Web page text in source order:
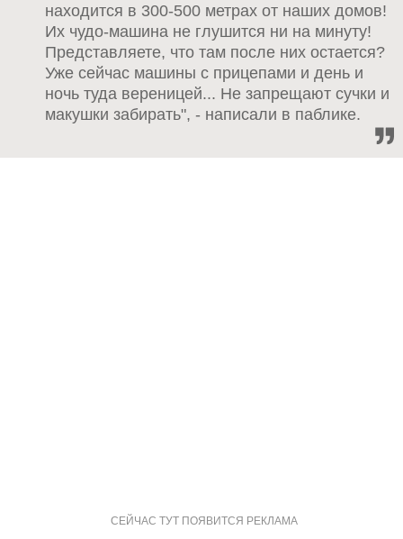
находится в 300-500 метрах от наших домов!
Их чудо-машина не глушится ни на минуту!
Представляете, что там после них остается?
Уже сейчас машины с прицепами и день и
ночь туда вереницей... Не запрещают сучки и
макушки забирать", - написали в паблике.